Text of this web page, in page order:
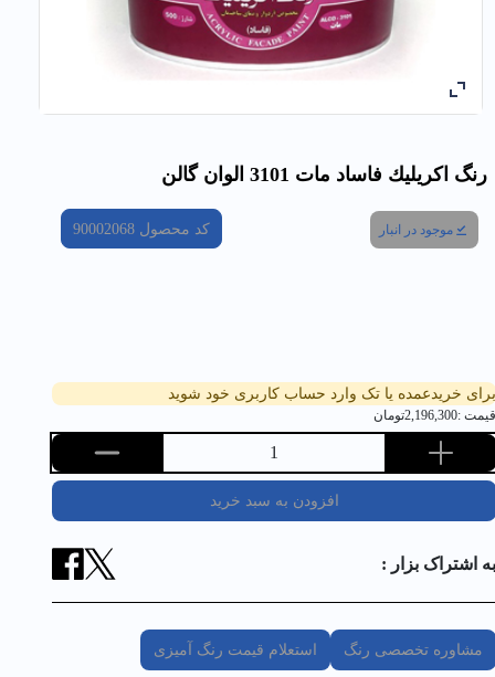
رنگ اكريليك فاساد مات 3101 الوان گالن
موجود در انبار کد محصول 90002068
برای خریدعمده یا تک وارد حساب کاربری خود شوید
قیمت :2,196,300تومان
1
افزودن به سبد خرید
به اشتراک بزار :
مشاوره تخصصی رنگ استعلام قیمت رنگ آمیزی